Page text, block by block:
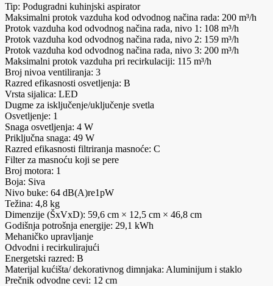
Tip: Podugradni kuhinjski aspirator
Maksimalni protok vazduha kod odvodnog načina rada: 200 m³/h
Protok vazduha kod odvodnog načina rada, nivo 1: 108 m³/h
Protok vazduha kod odvodnog načina rada, nivo 2: 159 m³/h
Protok vazduha kod odvodnog načina rada, nivo 3: 200 m³/h
Maksimalni protok vazduha pri recirkulaciji: 115 m³/h
Broj nivoa ventiliranja: 3
Razred efikasnosti osvetljenja: B
Vrsta sijalica: LED
Dugme za isključenje/uključenje svetla
Osvetljenje: 1
Snaga osvetljenja: 4 W
Priključna snaga: 49 W
Razred efikasnosti filtriranja masnoće: C
Filter za masnoću koji se pere
Broj motora: 1
Boja: Siva
Nivo buke: 64 dB(A)re1pW
Težina: 4,8 kg
Dimenzije (ŠxVxD): 59,6 cm × 12,5 cm × 46,8 cm
Godišnja potrošnja energije: 29,1 kWh
Mehaničko upravljanje
Odvodni i recirkulirajući
Energetski razred: B
Materijal kućišta/ dekorativnog dimnjaka: Aluminijum i staklo
Prečnik odvodne cevi: 12 cm